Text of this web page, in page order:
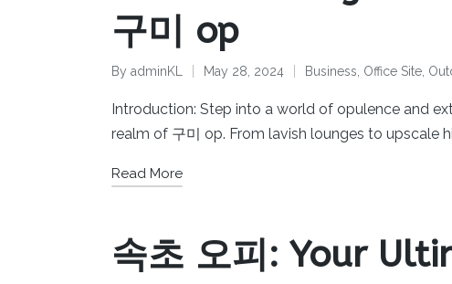
구미 op
Posted
by
By adminKL May 28, 2024
Posted
in
Business Office Site
Introduction: Step into a world of opulence and
realm of 구미 op. From lavish lounges to upscale
Read More
속초 오피: Your